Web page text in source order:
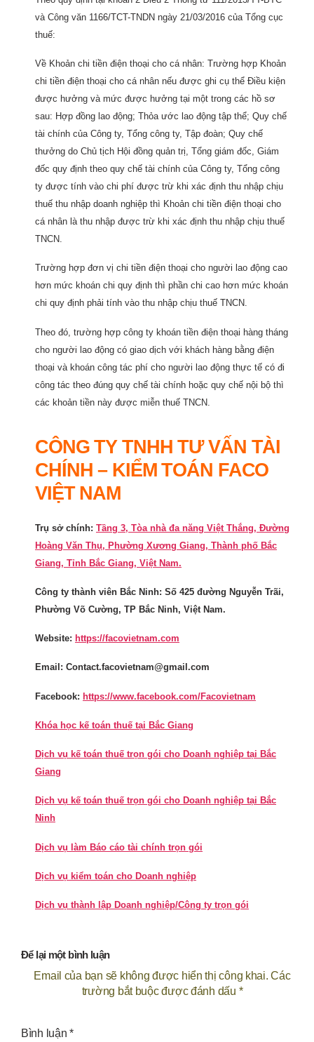
và Công văn 1166/TCT-TNDN ngày 21/03/2016 của Tổng cục
thuế:
Về Khoản chi tiền điện thoại cho cá nhân: Trường hợp Khoản
chi tiền điện thoại cho cá nhân nếu được ghi cụ thể Điều kiện
được hưởng và mức được hưởng tại một trong các hồ sơ
sau: Hợp đồng lao động; Thỏa ước lao động tập thể; Quy chế
tài chính của Công ty, Tổng công ty, Tập đoàn; Quy chế
thưởng do Chủ tịch Hội đồng quản trị, Tổng giám đốc, Giám
đốc quy định theo quy chế tài chính của Công ty, Tổng công
ty được tính vào chi phí được trừ khi xác định thu nhập chịu
thuế thu nhập doanh nghiệp thì Khoản chi tiền điện thoại cho
cá nhân là thu nhập được trừ khi xác định thu nhập chịu thuế
TNCN.
Trường hợp đơn vị chi tiền điện thoại cho người lao động cao
hơn mức khoán chi quy định thì phần chi cao hơn mức khoán
chi quy định phải tính vào thu nhập chịu thuế TNCN.
Theo đó, trường hợp công ty khoán tiền điện thoại hàng tháng
cho người lao động có giao dịch với khách hàng bằng điện
thoại và khoán công tác phí cho người lao động thực tế có đi
công tác theo đúng quy chế tài chính hoặc quy chế nội bộ thì
các khoản tiền này được miễn thuế TNCN.
CÔNG TY TNHH TƯ VẤN TÀI
CHÍNH – KIỂM TOÁN FACO
VIỆT NAM
Trụ sở chính: Tầng 3, Tòa nhà đa năng Việt Thắng, Đường
Hoàng Văn Thụ, Phường Xương Giang, Thành phố Bắc
Giang, Tỉnh Bắc Giang, Việt Nam.
Công ty thành viên Bắc Ninh: Số 425 đường Nguyễn Trãi,
Phường Võ Cường, TP Bắc Ninh, Việt Nam.
Website: https://facovietnam.com
Email: Contact.facovietnam@gmail.com
Facebook: https://www.facebook.com/Facovietnam
Khóa học kế toán thuế tại Bắc Giang
Dịch vụ kế toán thuế trọn gói cho Doanh nghiệp tại Bắc
Giang
Dịch vụ kế toán thuế trọn gói cho Doanh nghiệp tại Bắc
Ninh
Dịch vụ làm Báo cáo tài chính trọn gói
Dịch vụ kiểm toán cho Doanh nghiệp
Dịch vụ thành lập Doanh nghiệp/Công ty trọn gói
Để lại một bình luận
Email của bạn sẽ không được hiển thị công khai. Các
trường bắt buộc được đánh dấu *
Bình luận*